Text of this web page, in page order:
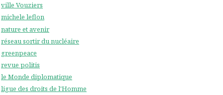
ville Vouziers
michele leflon
nature et avenir
réseau sortir du nucléaire
greenpeace
revue politis
le Monde diplomatique
ligue des droits de l'Homme